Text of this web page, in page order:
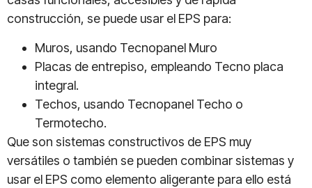
construcción, se puede usar el EPS para:
Muros, usando Tecnopanel Muro
Placas de entrepiso, empleando Tecno placa
integral.
Techos, usando Tecnopanel Techo o
Termotecho.
Que son sistemas constructivos de EPS muy
versátiles o también se pueden combinar sistemas y
usar el EPS como elemento aligerante para ello está